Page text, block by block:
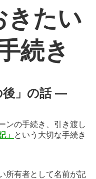
きたい
続き
」の話―
ンの手続き、引き渡し
」 という大切な手続き
所有者として名前が記